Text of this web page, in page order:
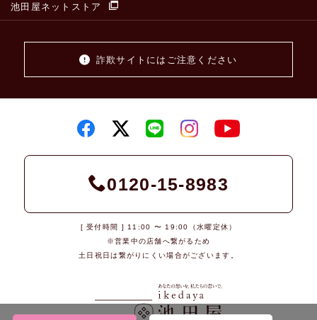
池田屋ネットストア
詐欺サイトにはご注意ください
0120-15-8983
[ 受付時間 ] 11:00 〜 19:00（水曜定休）
※営業中の店舗へ繋がるため
土日祝日は繋がりにくい場合がございます。